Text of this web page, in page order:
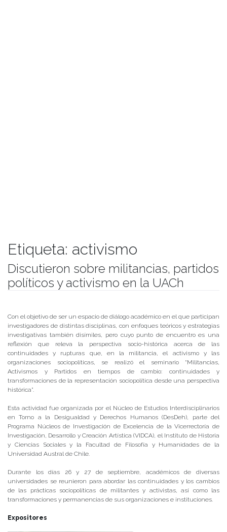
Etiqueta: activismo
Discutieron sobre militancias, partidos
políticos y activismo en la UACh
Con el objetivo de ser un espacio de diálogo académico en el que participan
investigadores de distintas disciplinas, con enfoques teóricos y estrategias
investigativas también disímiles, pero cuyo punto de encuentro es una
reflexión que releva la perspectiva socio-histórica acerca de las
continuidades y rupturas que, en la militancia, el activismo y las
organizaciones sociopolíticas, se realizó el seminario “Militancias,
Activismos y Partidos en tiempos de cambio: continuidades y
transformaciones de la representación sociopolítica desde una perspectiva
histórica”.
Esta actividad fue organizada por el Núcleo de Estudios Interdisciplinarios
en Torno a la Desigualdad y Derechos Humanos (DesDeh), parte del
Programa Núcleos de Investigación de Excelencia de la Vicerrectoría de
Investigación, Desarrollo y Creación Artística (VIDCA), el Instituto de Historia
y Ciencias Sociales y la Facultad de Filosofía y Humanidades de la
Universidad Austral de Chile.
Durante los días 26 y 27 de septiembre, académicos de diversas
universidades se reunieron para abordar las continuidades y los cambios
de las prácticas sociopolíticas de militantes y activistas, así como las
transformaciones y permanencias de sus organizaciones e instituciones.
Expositores